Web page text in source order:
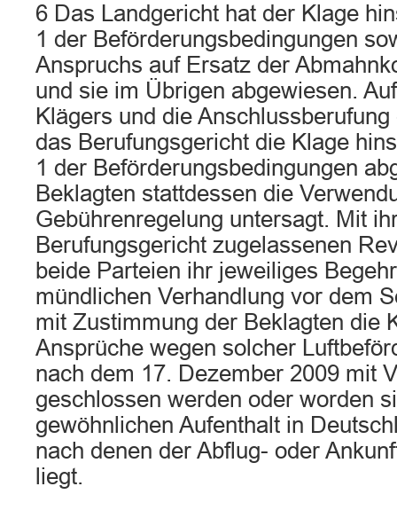
6 Das Landgericht hat der Klage
1 der Beförderungsbedingungen
Anspruchs auf Ersatz der
und sie im Übrigen abgewiesen.
Klägers und die
das Berufungsgericht die Klage
1 der Beförderungsbedingungen
Beklagten stattdessen die
Gebührenregelung untersagt. Mit
Berufungsgericht zugelassenen
beide Parteien ihr jeweiliges
mündlichen Verhandlung vor dem
mit Zustimmung der Beklagten die
Ansprüche wegen solcher
nach dem 17. Dezember 2009 mit
geschlossen werden oder worden
gewöhnlichen Aufenthalt in
nach denen der Abflug- oder
liegt.